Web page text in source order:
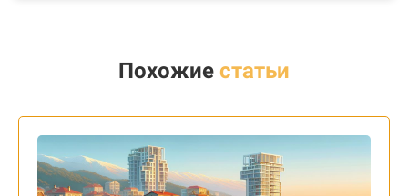
Похожие статьи